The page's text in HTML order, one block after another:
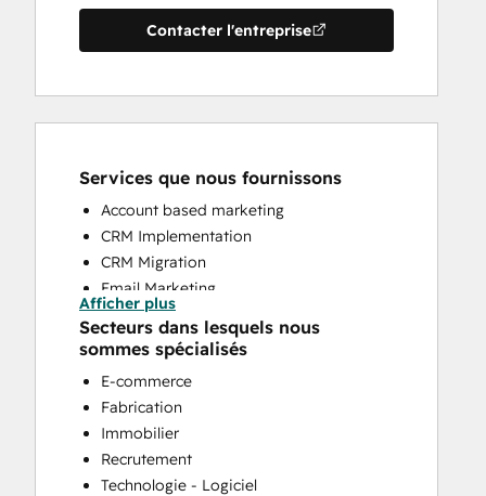
Contacter l'entreprise
Services que nous fournissons
Account based marketing
CRM Implementation
CRM Migration
Email Marketing
Full Inbound Marketing Services
HubSpot Onboarding
Sales and Marketing Alignment
Sales Coaching and Training
Afficher plus
Secteurs dans lesquels nous
sommes spécialisés
E-commerce
Fabrication
Immobilier
Recrutement
Technologie - Logiciel